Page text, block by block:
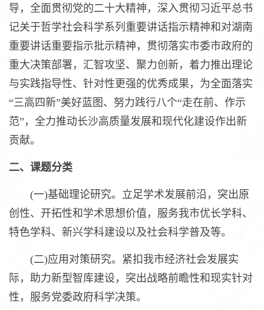
导，全面贯彻党的二十大精神，深入贯彻习近平总书
记关于哲学社会科学系列重要讲话指示精神和对湖南
重要讲话重要指示批示精神，贯彻落实市委市政府的
重大决策部署，汇智攻坚、聚力创新，着力推出理论
与实践指导性、针对性更强的优秀成果，为全面落实
“三高四新”美好蓝图、努力践行八个“走在前、作示
范”，全力推动长沙高质量发展和现代化建设作出新
贡献。
二、课题分类
(一)基础理论研究。立足学术发展前沿，突出原
创性、开拓性和学术思想价值，服务我市优长学科、
特色学科、新兴学科建设以及社会科学普及等。
(二)应用对策研究。紧扣我市经济社会发展实
际，助力新型智库建设，突出战略前瞻性和现实针对
性，服务党委政府科学决策。